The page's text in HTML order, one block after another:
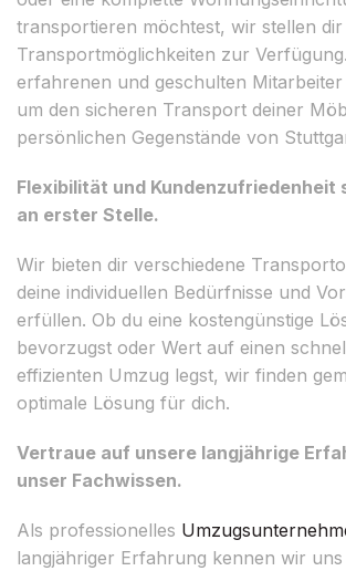
transportieren möchtest, wir stellen dir
Transportmöglichkeiten zur
erfahrenen und geschulten
um den sicheren Transport deiner
persönlichen Gegenstände von
Flexibilität und Kundenzufriedenheit
an erster Stelle.
Wir bieten dir verschiedene
deine individuellen Bedürfnisse und
erfüllen. Ob du eine kostengünstige
bevorzugst oder Wert auf einen
effizienten Umzug legst, wir finden
optimale Lösung für dich.
Vertraue auf unsere langjährige
unser Fachwissen.
Als professionelles
langjähriger Erfahrung kennen wir